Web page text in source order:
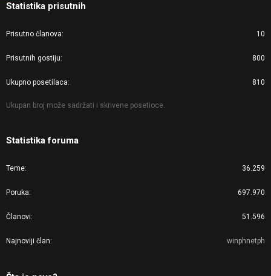
Statistika prisutnih
Prisutno članova 10
Prisutnih gostiju 800
Ukupno posetilaca 810
Ukupan broj može sadržati i skrivene posetioce.
Statistika foruma
Teme 36.259
Poruka 697.970
Članovi 51.596
Najnoviji član winphnetph